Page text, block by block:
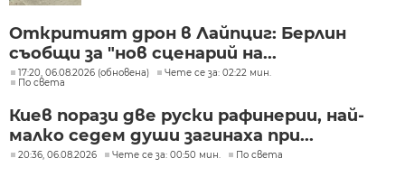
Откритият дрон в Лайпциг: Берлин
съобщи за "нов сценарий на...
17:20, 06.08.2026 (обновена)
Чете се за: 02:22 мин.
По света
Киев порази две руски рафинерии, най-
малко седем души загинаха при...
20:36, 06.08.2026 Чете се за: 00:50 мин. По света